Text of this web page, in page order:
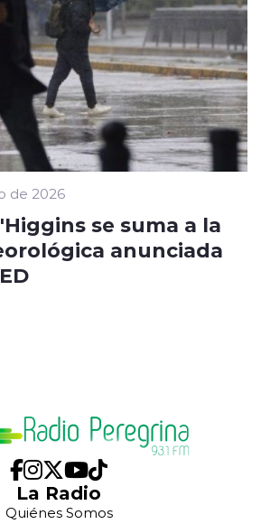
de 2026
se suma a la
anunciada
La Radio
Quiénes Somos